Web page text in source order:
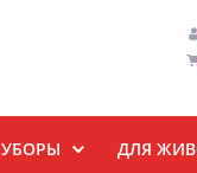
ДЛЯ